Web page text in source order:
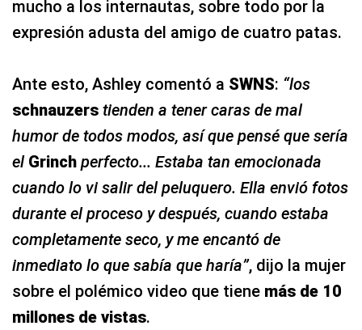
mucho a los internautas, sobre todo por la
expresión adusta del amigo de cuatro patas.
Ante esto, Ashley comentó a SWNS: “los
schnauzers tienden a tener caras de mal
humor de todos modos, así que pensé que sería
el Grinch perfecto... Estaba tan emocionada
cuando lo vi salir del peluquero. Ella envió fotos
durante el proceso y después, cuando estaba
completamente seco, y me encantó de
inmediato lo que sabía que haría”, dijo la mujer
sobre el polémico video que tiene más de 10
millones de vistas.